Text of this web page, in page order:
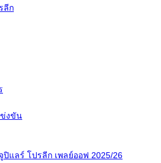
ลีก
งขัน
แลร์ โปรลีก เพลย์ออฟ 2025/26